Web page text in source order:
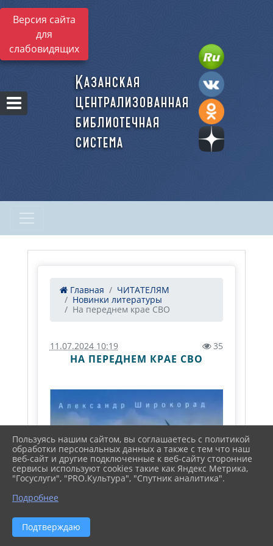
Версия сайта
для
слабовидящих
Казанская
централизованная
библиотечная
система
Главная
ЧИТАТЕЛЯМ
Новинки литературы
На переднем крае СВО
11.07.2024 10:19 35
НА ПЕРЕДНЕМ КРАЕ СВО
Пользуясь нашим сайтом, вы соглашаетесь с политикой
обработки персональных данных а также с тем что наш
веб-сайт и другие подключенные к веб-сайту сторонние
сервисы используют cookies такие как Яндекс Метрика,
"Госуслуги", "PRO.Культура", "Спутник аналитика".
Подробнее
Подтверждаю